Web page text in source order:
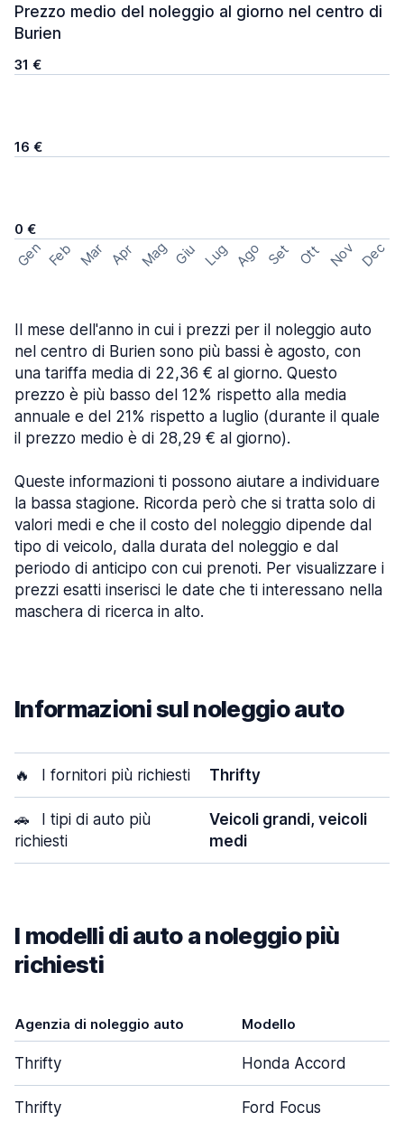
Prezzo medio del noleggio al giorno nel centro di
Burien
31 €
16 €
0 €
Gen Feb Mar Apr Mag Giu Lug Ago Set Ott Nov Dec
Il mese dell'anno in cui i prezzi per il noleggio auto
nel centro di Burien sono più bassi è agosto, con
una tariffa media di 22,36 € al giorno. Questo
prezzo è più basso del 12% rispetto alla media
annuale e del 21% rispetto a luglio (durante il quale
il prezzo medio è di 28,29 € al giorno).
Queste informazioni ti possono aiutare a individuare
la bassa stagione. Ricorda però che si tratta solo di
valori medi e che il costo del noleggio dipende dal
tipo di veicolo, dalla durata del noleggio e dal
periodo di anticipo con cui prenoti. Per visualizzare i
prezzi esatti inserisci le date che ti interessano nella
maschera di ricerca in alto.
Informazioni sul noleggio auto
🔥 I fornitori più richiesti Thrifty
🚗
I tipi di auto più
richiesti
Veicoli grandi, veicoli
medi
I modelli di auto a noleggio più
richiesti
Agenzia di noleggio auto Modello
Thrifty Honda Accord
Thrifty Ford Focus